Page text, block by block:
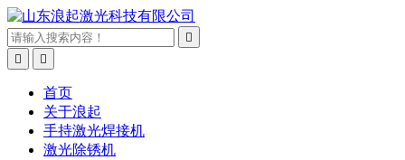



首页
关于浪起
手持激光焊接机
激光除锈机